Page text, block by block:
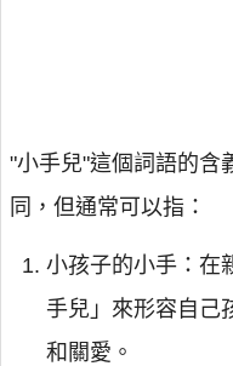
"小手兒"這個詞語的含
同，但通常可以指：
小孩子的小手：在
手兒」來形容自己
和關愛。